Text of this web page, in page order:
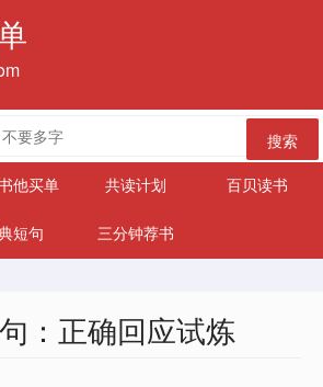
搜索
他买单 共读计划 百贝读书
短句
三分钟荐书
：正确回应试炼